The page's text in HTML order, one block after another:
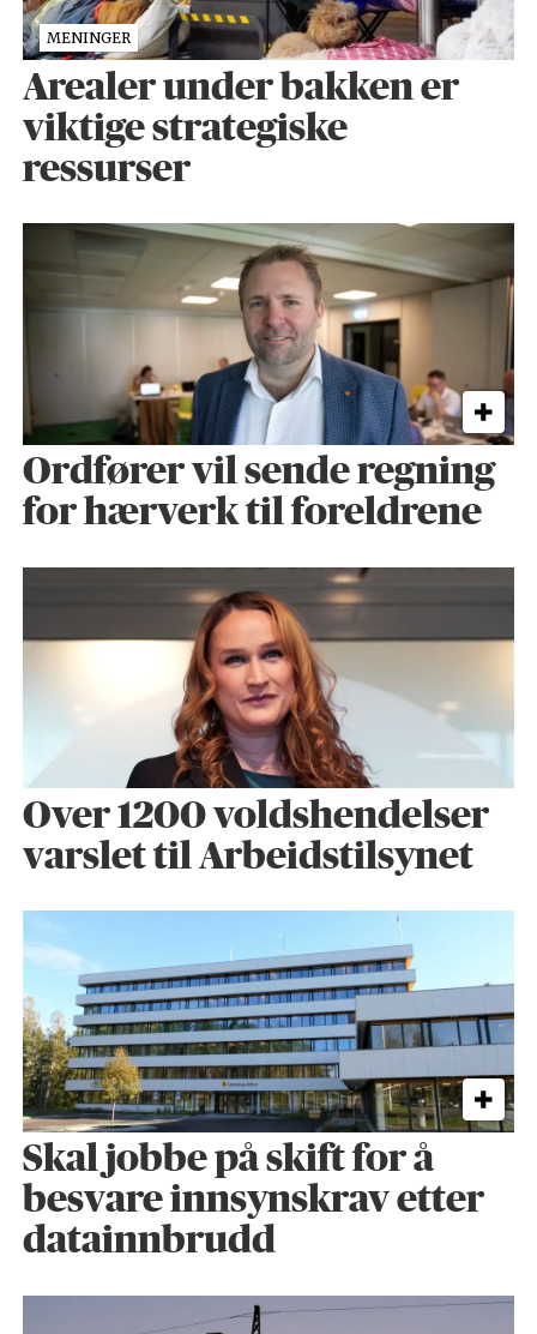
MENINGER
Arealer under bakken er
viktige strategiske
ressurser
Ordfører vil sende regning
for hærverk til foreldrene
Over 1200 voldshendelser
varslet til Arbeidstilsynet
Skal jobbe på skift for å
besvare innsynskrav etter
datainnbrudd